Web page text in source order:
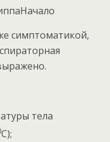
Начало
симптоматикой,
тела
С);